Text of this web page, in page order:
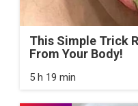
This Simple Trick
From Your Body!
5 h 19 min